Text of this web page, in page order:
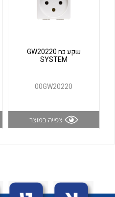
שקע כח GW20220
SYSTEM
00GW20220
צפייה במוצר